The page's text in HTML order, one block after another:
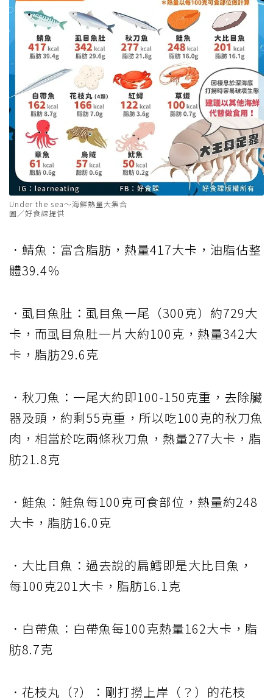
Under the sea～海鮮熱量大集合
圖／好食課提供
．鯖魚：富含脂肪，熱量417大卡，油脂佔整
體39.4％
．虱目魚肚：虱目魚一尾（300克）約729大
卡，而虱目魚肚一片大約100克，熱量342大
卡，脂肪29.6克
．秋刀魚：一尾大約即100-150克重，去除臟
器及頭，約剩55克重，所以吃100克的秋刀魚
肉，相當於吃兩條秋刀魚，熱量277大卡，脂
肪21.8克
．鮭魚：鮭魚每100克可食部位，熱量約248
大卡，脂肪16.0克
．大比目魚：過去說的扁鱈即是大比目魚，
每100克201大卡，脂肪16.1克
．白帶魚：白帶魚每100克熱量162大卡，脂
肪8.7克
．花枝丸（?）：剛打撈上岸（？）的花枝